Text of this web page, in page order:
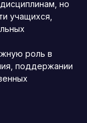
но
учащихся,
роль в
поддержании